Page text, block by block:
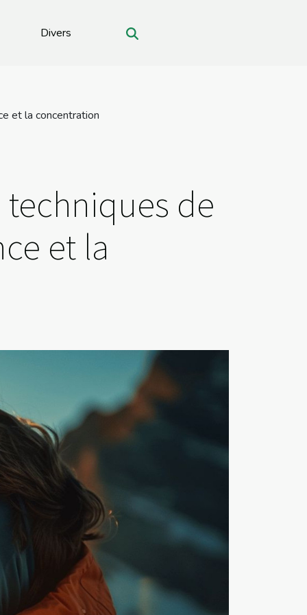
Divers
et la concentration
de
et la